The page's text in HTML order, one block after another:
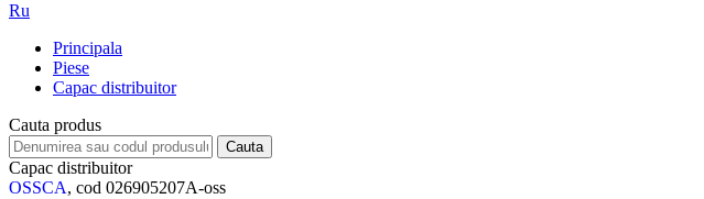
Ru
Principala
Piese
Capac distribuitor
Cauta produs
Capac distribuitor
OSSCA, cod 026905207A-oss